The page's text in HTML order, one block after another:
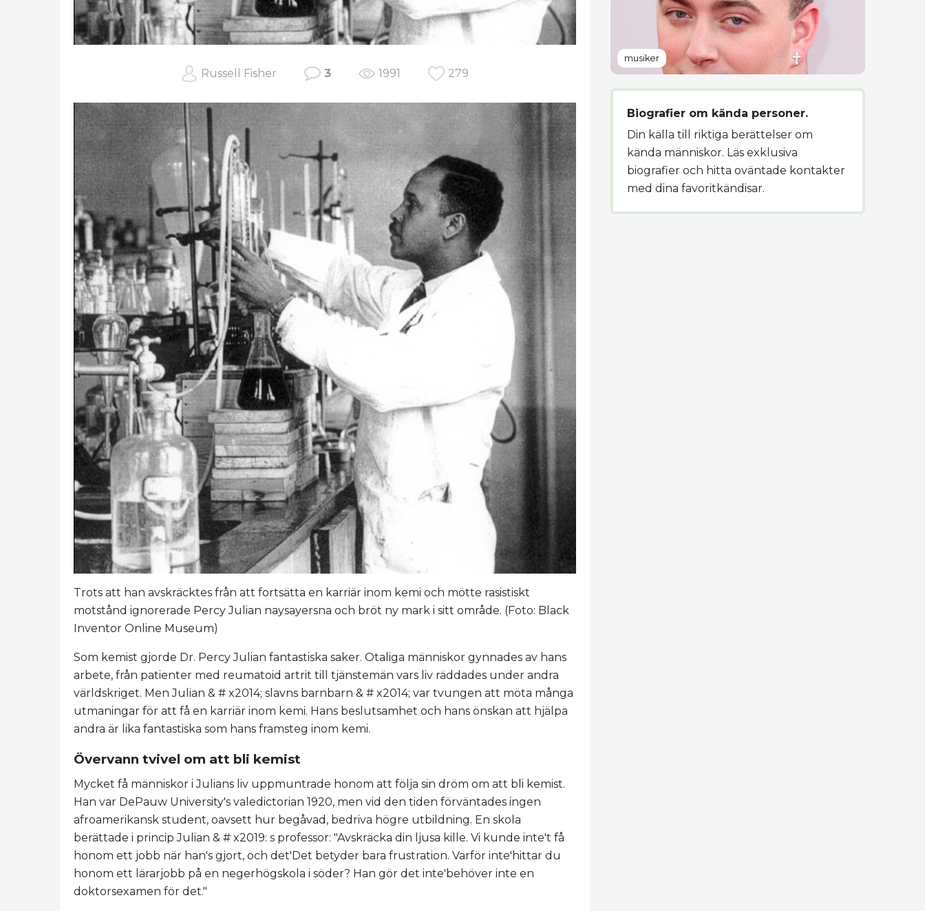
Russell Fisher 3 1991 279
Trots att han avskräcktes från att fortsätta en karriär inom kemi och mötte rasistiskt
motstånd ignorerade Percy Julian naysayersna och bröt ny mark i sitt område. (Foto: Black
Inventor Online Museum)
Som kemist gjorde Dr. Percy Julian fantastiska saker. Otaliga människor gynnades av hans
arbete, från patienter med reumatoid artrit till tjänstemän vars liv räddades under andra
världskriget. Men Julian & # x2014; slavns barnbarn & # x2014; var tvungen att möta många
utmaningar för att få en karriär inom kemi. Hans beslutsamhet och hans önskan att hjälpa
andra är lika fantastiska som hans framsteg inom kemi.
Övervann tvivel om att bli kemist
Mycket få människor i Julians liv uppmuntrade honom att följa sin dröm om att bli kemist.
Han var DePauw University's valedictorian 1920, men vid den tiden förväntades ingen
afroamerikansk student, oavsett hur begåvad, bedriva högre utbildning. En skola
berättade i princip Julian & # x2019: s professor: "Avskräcka din ljusa kille. Vi kunde inte't få
honom ett jobb när han's gjort, och det'Det betyder bara frustration. Varför inte'hittar du
honom ett lärarjobb på en negerhögskola i söder? Han gör det inte'behöver inte en
doktorsexamen för det."
musiker
Biografier om kända personer.
Din källa till riktiga berättelser om
kända människor. Läs exklusiva
biografier och hitta oväntade kontakter
med dina favoritkändisar.